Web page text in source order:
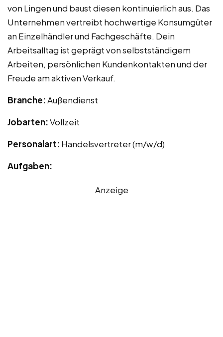
von Lingen und baust diesen kontinuierlich aus. Das
Unternehmen vertreibt hochwertige Konsumgüter
an Einzelhändler und Fachgeschäfte. Dein
Arbeitsalltag ist geprägt von selbstständigem
Arbeiten, persönlichen Kundenkontakten und der
Freude am aktiven Verkauf.
Branche:Außendienst
Jobarten:Vollzeit
Personalart: Handelsvertreter (m/w/d)
Aufgaben:
Anzeige